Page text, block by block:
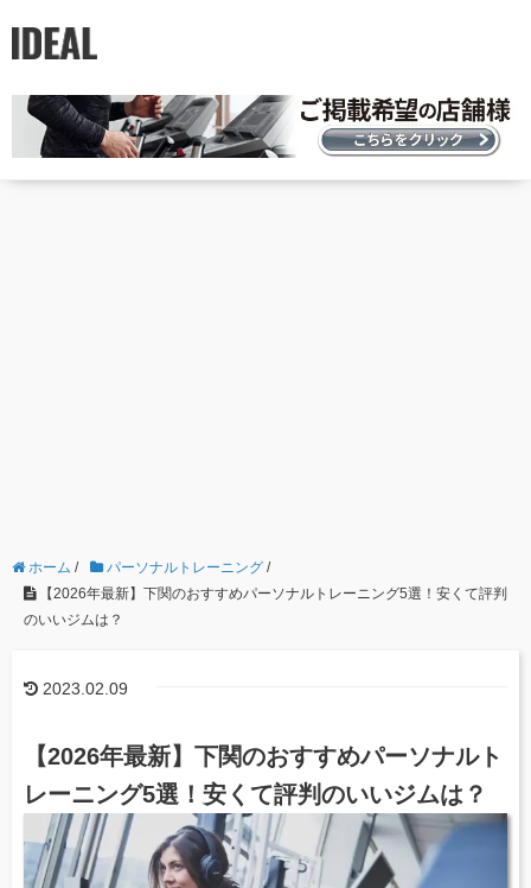
ホーム / パーソナルトレーニング /
【2026年最新】下関のおすすめパーソナルトレーニング5選！安くて評判
のいいジムは？
2023.02.09
【2026年最新】下関のおすすめパーソナルト
レーニング5選！安くて評判のいいジムは？